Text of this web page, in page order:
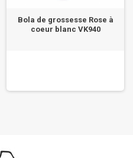
Bola de grossesse Rose à
coeur blanc VK940